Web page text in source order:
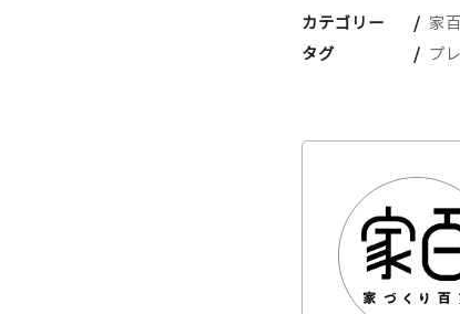
カテゴリー
家
タグ
プ